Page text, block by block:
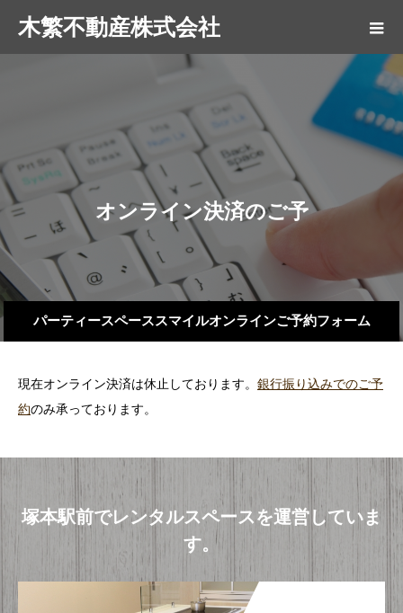
木繁不動産株式会社
パーティースペーススマイルオンラインご予約フォーム
オ ンライン 決済のご予約は
現在オンライン決済は休止しております。 銀行振り込みでのご予
約のみ承っております。
塚本駅前でレンタルスペースを運営していま
す。